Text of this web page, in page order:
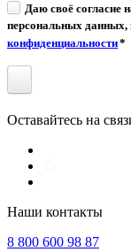
Даю своё согласие
персональных данных,
конфиденциальности*
Оставайтесь на
Наши контакты
8 800 600 98 87